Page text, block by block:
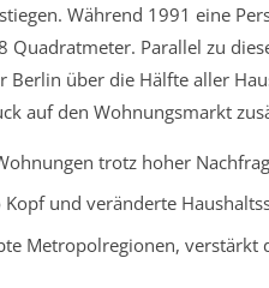
Während 1991 eine
Quadratmeter. Parallel zu
Berlin über die Hälfte aller
auf den Wohnungsmarkt
trotz hoher
und veränderte
Metropolregionen, verstärkt